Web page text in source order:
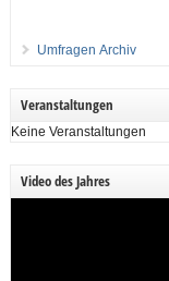
Umfragen Archiv
Veranstaltungen
Keine Veranstaltungen
Video des Jahres